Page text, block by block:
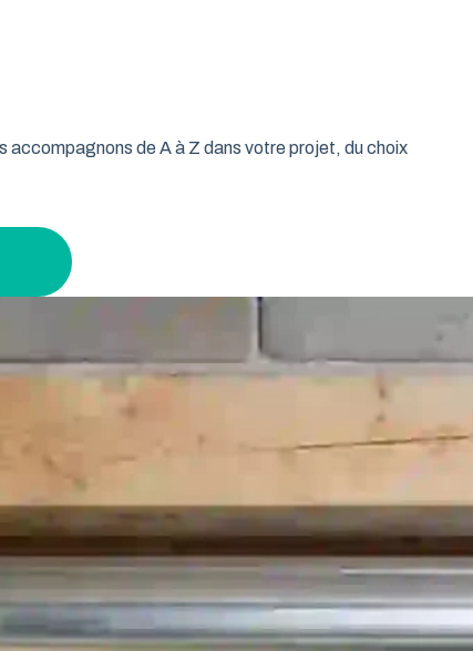
est la réponse idéale pour les propriétaires qui
un espace maximal à l’intérieur.
accompagnons de A à Z dans votre projet, du choix